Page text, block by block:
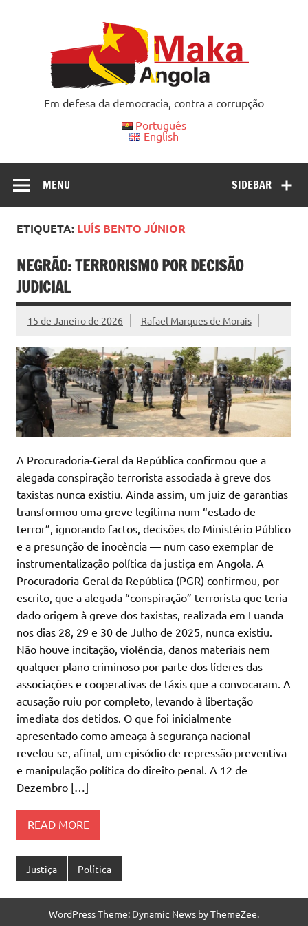
Em defesa da democracia, contra a corrupção
Português
English
SIDEBAR
MENU
ETIQUETA: LUÍS BENTO JÚNIOR
NEGRÃO: TERRORISMO POR DECISÃO
JUDICIAL
15 de Janeiro de 2026 Rafael Marques de Morais
A Procuradoria-Geral da República confirmou que a
alegada conspiração terrorista associada à greve dos
taxistas nunca existiu. Ainda assim, um juiz de garantias
transformou uma greve legítima num “estado de
terror”, ignorando factos, decisões do Ministério Público
e a presunção de inocência — num caso exemplar de
instrumentalização política da justiça em Angola. A
Procuradoria-Geral da República (PGR) confirmou, por
escrito, que a alegada “conspiração” terrorista que teria
dado origem à greve dos taxistas, realizada em Luanda
nos dias 28, 29 e 30 de Julho de 2025, nunca existiu.
Não houve incitação, violência, danos materiais nem
qualquer plano criminoso por parte dos líderes das
associações e cooperativas de táxis que a convocaram. A
acusação ruiu por completo, levando à libertação
imediata dos detidos. O que foi inicialmente
apresentado como ameaça à segurança nacional
revelou-se, afinal, um episódio de repressão preventiva
e manipulação política do direito penal. A 12 de
Dezembro […]
READ MORE
Justiça Política
WordPress Theme: Dynamic News by ThemeZee.